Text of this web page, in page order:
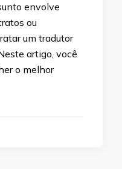
envolve
ou
um tradutor
artigo, você
o melhor